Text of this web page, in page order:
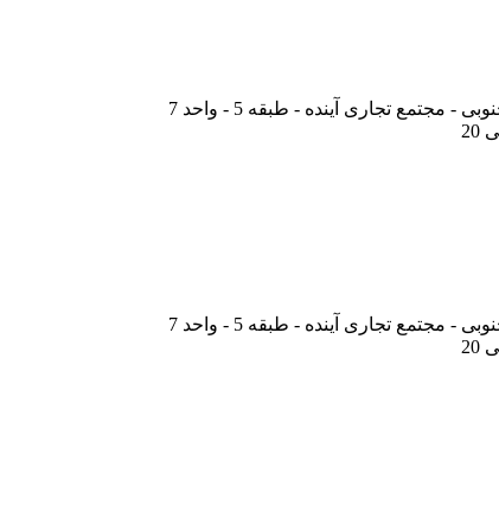
مجتمع تجاری آینده - طبقه 5 - واحد 7
مجتمع تجاری آینده - طبقه 5 - واحد 7